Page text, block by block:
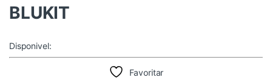
BLUKIT
Disponivel:
Favoritar